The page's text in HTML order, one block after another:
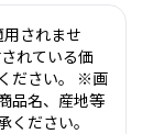
されませ
れている価
ださい。 ※画
品名、産地等
ださい。